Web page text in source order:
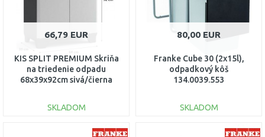
66,79 EUR
KIS SPLIT PREMIUM Skriňa
na triedenie odpadu
68x39x92cm sivá/čierna
SKLADOM
DO KOŠÍKA
80,00 EUR
Franke Cube 30 (2x15l),
odpadkový kôš
134.0039.553
SKLADOM
DO KOŠÍKA